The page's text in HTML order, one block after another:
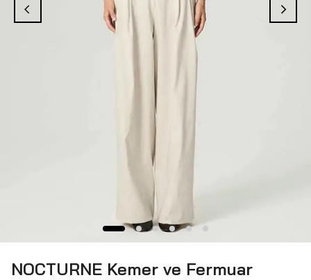
NOCTURNE Kemer ve Fermuar